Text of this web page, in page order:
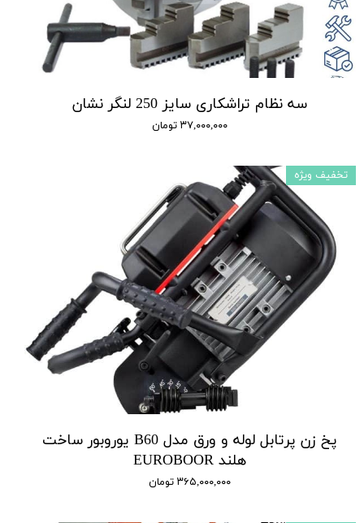
سه نظام تراشکاری سایز 250 لنگر نشان
۳۷,۰۰۰,۰۰۰ تومان
پخ زن پرتابل لوله و ورق مدل B60 یوروبور ساخت
هلند EUROBOOR
۳۶۵,۰۰۰,۰۰۰ تومان
تخفیف ویژه